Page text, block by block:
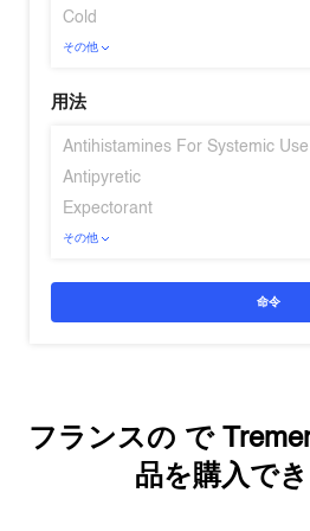
Cold
その他
用法
Antihistamines For Systemic Use
Antipyretic
Expectorant
その他
命令
フランスの で
品を購入で